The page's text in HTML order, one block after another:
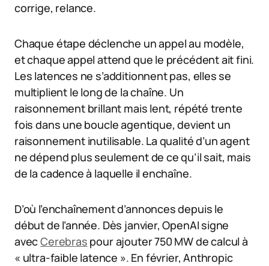
corrige, relance.
Chaque étape déclenche un appel au modèle,
et chaque appel attend que le précédent ait fini.
Les latences ne s’additionnent pas, elles se
multiplient le long de la chaîne. Un
raisonnement brillant mais lent, répété trente
fois dans une boucle agentique, devient un
raisonnement inutilisable. La qualité d’un agent
ne dépend plus seulement de ce qu’il sait, mais
de la cadence à laquelle il enchaîne.
D’où l’enchaînement d’annonces depuis le
début de l’année. Dès janvier, OpenAI signe
avecCerebras pour ajouter 750 MW de calcul à
« ultra-faible latence ». En février, Anthropic